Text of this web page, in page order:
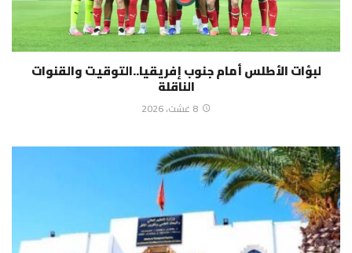
لبؤات الأطلس أمام جنوب إفريقيا..التوقيت والقنوات
الناقلة
8 غشت، 2026